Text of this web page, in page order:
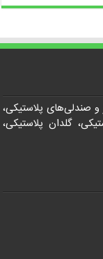
صندلی‌های پلاستیکی،
گلدان پلاستیکی،